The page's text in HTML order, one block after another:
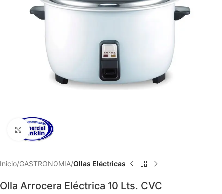
Haga clic para ampliar
Inicio GASTRONOMIA Ollas Eléctricas
Olla Arrocera Eléctrica 10 Lts. CVC